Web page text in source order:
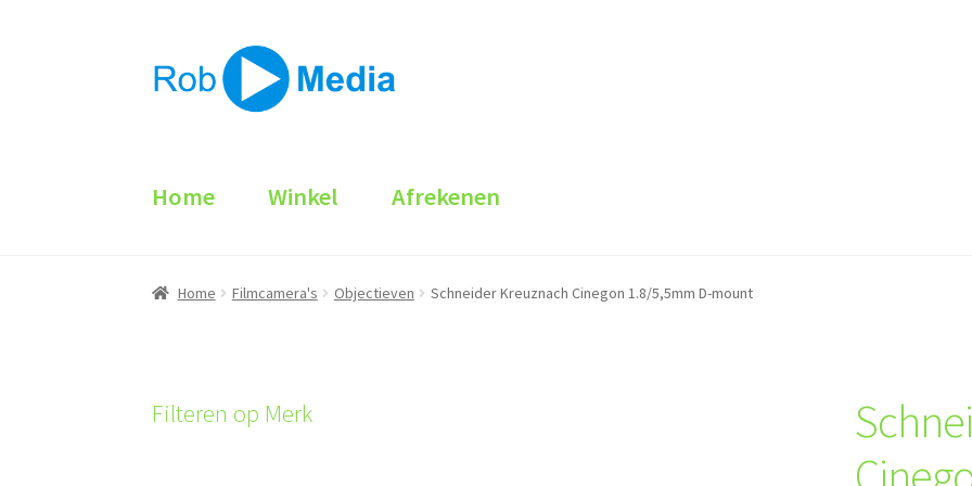
door
naar
Home Winkel Afrekenen
Home Filmcamera's Objectieven Schneider Kreuznach Cinegon 1.8/5,5mm D-mount
Filteren op Merk